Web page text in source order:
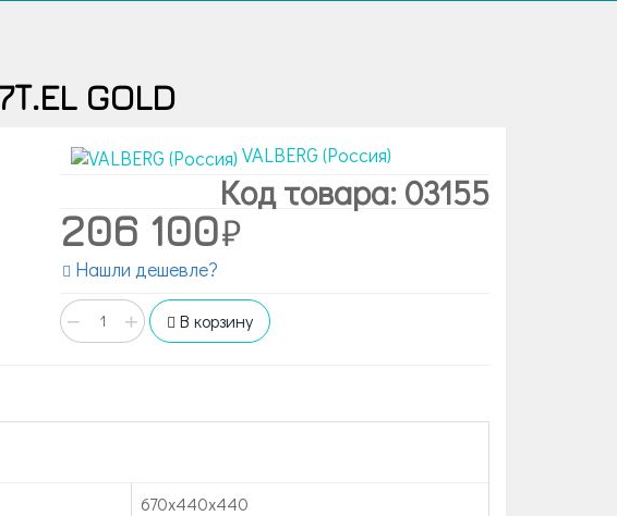
GOLD
VALBERG (Россия)
Код товара: 03155
206 100
Нашли дешевле?
− + В корзину
670x440x440